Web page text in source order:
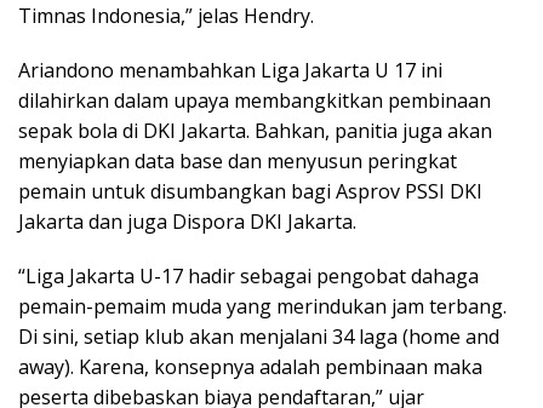
Timnas Indonesia,” jelas Hendry.
Ariandono menambahkan Liga Jakarta U 17 ini
dilahirkan dalam upaya membangkitkan pembinaan
sepak bola di DKI Jakarta. Bahkan, panitia juga akan
menyiapkan data base dan menyusun peringkat
pemain untuk disumbangkan bagi Asprov PSSI DKI
Jakarta dan juga Dispora DKI Jakarta.
“Liga Jakarta U-17 hadir sebagai pengobat dahaga
pemain-pemaim muda yang merindukan jam terbang.
Di sini, setiap klub akan menjalani 34 laga (home and
away). Karena, konsepnya adalah pembinaan maka
peserta dibebaskan biaya pendaftaran,” ujar